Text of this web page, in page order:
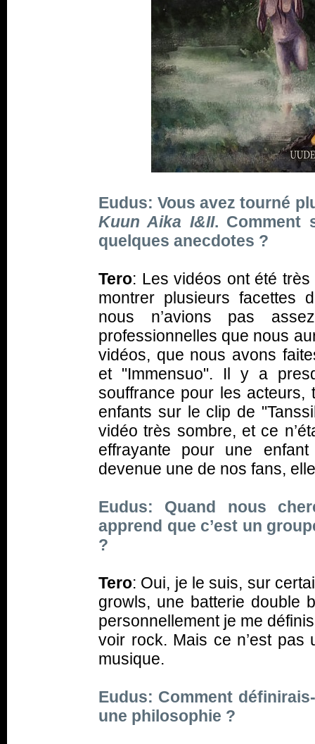
Eudus: Vous avez tourné
Kuun Aika I&II. Comment
quelques anecdotes ?
Tero: Les vidéos ont été
montrer plusieurs facettes
nous n’avions pas
professionnelles que nous
vidéos, que nous avons
et "Immensuo". Il y a
souffrance pour les acteurs,
enfants sur le clip de
vidéo très sombre, et ce
effrayante pour une
devenue une de nos fans,
Eudus: Quand nous
apprend que c’est un
?
Tero: Oui, je le suis, sur
growls, une batterie double
personnellement je me
voir rock. Mais ce n’est
musique.
Eudus: Comment
une philosophie ?